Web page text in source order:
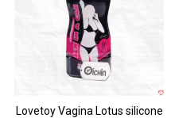
Lovetoy Vagina Lotus silicone